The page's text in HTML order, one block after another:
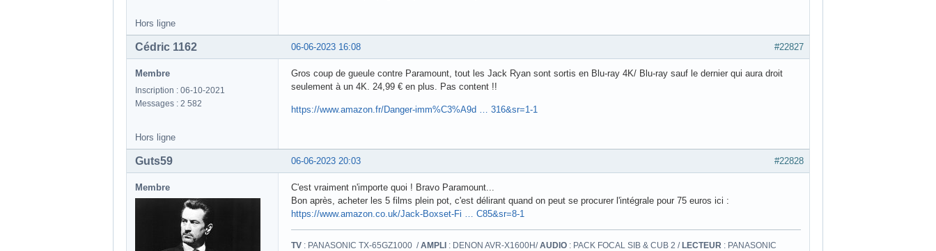
Hors ligne
#22827
06-06-2023 16:08
Cédric 1162
Membre
Inscription : 06-10-2021
Messages : 2 582
Gros coup de gueule contre Paramount, tout les Jack Ryan sont sortis en Blu-ray 4K/ Blu-ray sauf le dernier qui aura droit
seulement à un 4K. 24,99 € en plus. Pas content !!
https://www.amazon.fr/Danger-imm%C3%A9d … 316&sr=1-1
Hors ligne
#22828
06-06-2023 20:03
Guts59
Membre
C'est vraiment n'importe quoi ! Bravo Paramount...
Bon après, acheter les 5 films plein pot, c'est délirant quand on peut se procurer l'intégrale pour 75 euros ici :
https://www.amazon.co.uk/Jack-Boxset-Fi … C85&sr=8-1
TV : PANASONIC TX-65GZ1000 /AMPLI : DENON AVR-X1600H/AUDIO : PACK FOCAL SIB & CUB 2 / LECTEUR : PANASONIC